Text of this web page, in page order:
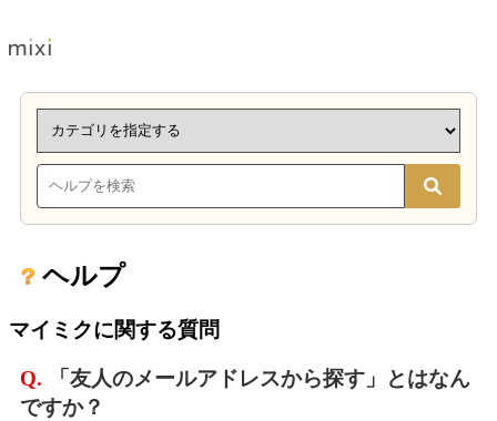
ヘルプ
マイミクに関する質問
Q.
「友人のメールアドレスから探す」とはなん
ですか？